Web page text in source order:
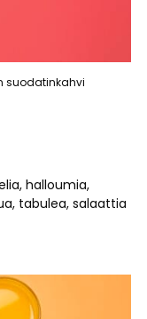
suodatinkahvi
halloumia,
tabulea, salaattia